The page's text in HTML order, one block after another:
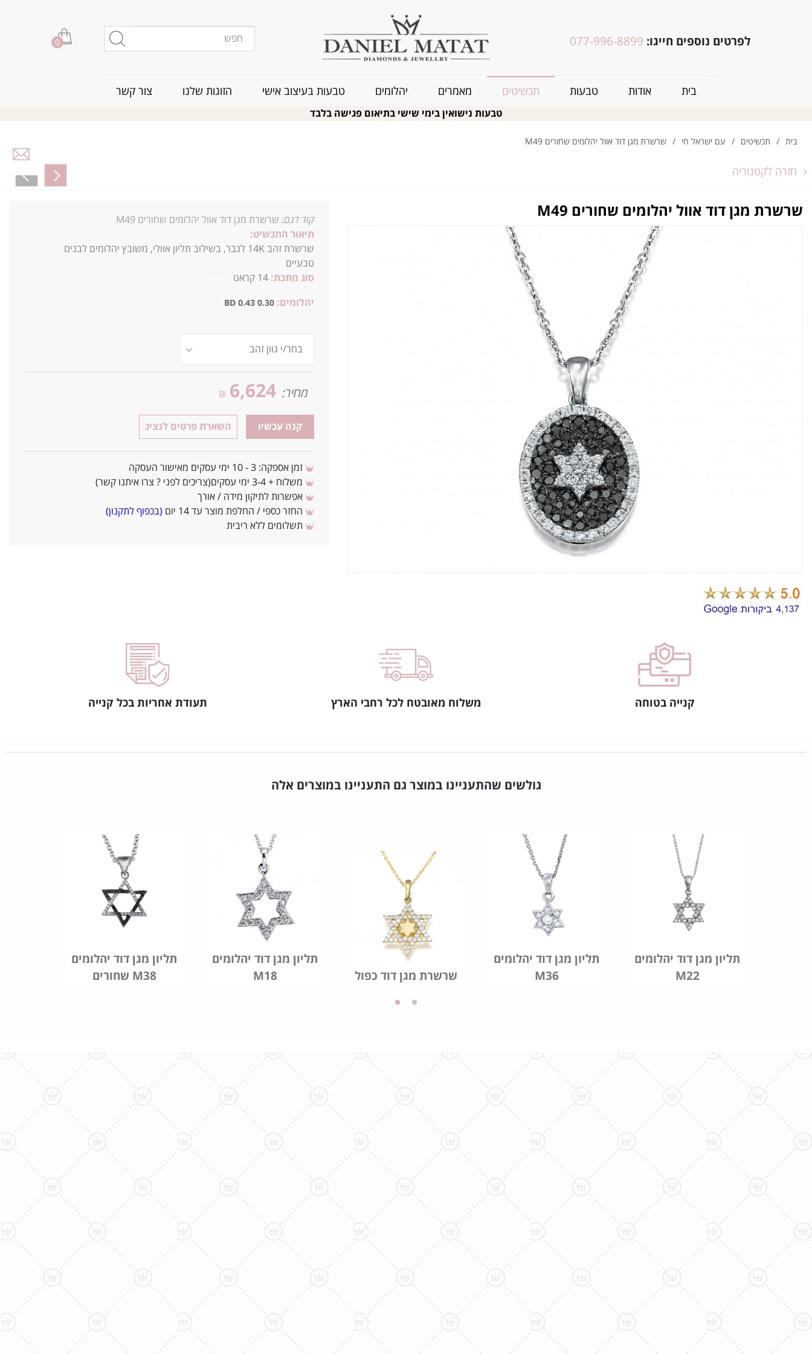
לפרטים נוספים חייגו: 077-996-8899
0
בית אודות טבעות תכשיטים מאמרים יהלומים טבעות בעיצוב אישי הזוגות שלנו צור קשר
טבעות נישואין בימי שישי בתיאום פגישה בלבד
בית / תכשיטים / עם ישראל חי / שרשרת מגן דוד אוול יהלומים שחורים M49
חזרה לקטגוריה
שרשרת מגן דוד אוול יהלומים שחורים M49 קוד דגם: שרשרת מגן דוד אוול יהלומים שחורים M49
תיאור התכשיט:
שרשרת זהב 14K לגבר, בשילוב תליון אוולי, משובץ יהלומים לבנים
טבעיים
סוג מתכת: 14 קראט
יהלומים: BD 0.43 0.30
מחיר: 6,624
₪
קנה עכשיו השארת פרטים לנציג
זמן אספקה: 3 - 10 ימי עסקים מאישור העסקה
משלוח + 3-4 ימי עסקים(צריכים לפני ? צרו איתנו קשר)
אפשרות לתיקון מידה / אורך
החזר כספי / החלפת מוצר עד 14 יום
(בכפוף לתקנון)
תשלומים ללא ריבית
קנייה בטוחה משלוח מאובטח לכל רחבי הארץ תעודת אחריות בכל קנייה
גולשים שהתעניינו במוצר גם התעניינו במוצרים אלה
תליון מגן דוד יהלומים
שחורים M38
תליון מגן דוד יהלומים
M18
שרשרת מגן דוד כפול
תליון מגן דוד יהלומים
M36
תליון מגן דוד יהלומים
M22